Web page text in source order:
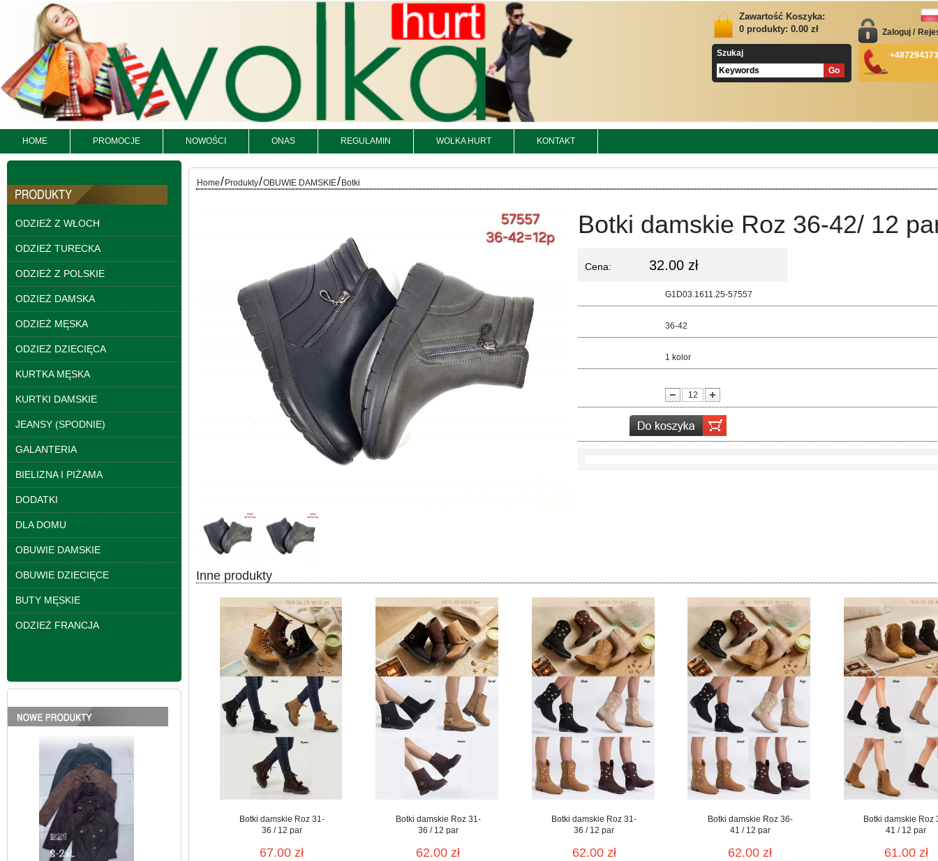
Zawartość Koszyka:
0 produkty: 0.00 zł
Szukaj
Zaloguj /
HOME PROMOCJE NOWOŚCI ONAS REGULAMIN WOLKA HURT KONTAKT
ODZIEŻ Z WŁOCH
ODZIEŻ TURECKA
ODZIEŻ Z POLSKIE
ODZIEŻ DAMSKA
ODZIEŻ MĘSKA
ODZIEŻ DZIECIĘCA
KURTKA MĘSKA
KURTKI DAMSKIE
JEANSY (SPODNIE)
GALANTERIA
BIELIZNA I PIŻAMA
DODATKI
DLA DOMU
OBUWIE DAMSKIE
OBUWIE DZIECIĘCE
BUTY MĘSKIE
ODZIEŻ FRANCJA
Kurtki damskie
skórzana Roz S-XL, 1
Kolor Paczka 5 szt
95.00 zł
Kurtki damskie
skórzana Roz S-XL, 1
Kolor Paczka 5 szt
95.00 zł
Kurtki damskie
skórzana Roz S-2XL,
95.00 zł
szczegóły
Home/ Produkty/OBUWIE DAMSKIE/ Botki
Botki damskie Roz 36-42/ 12
Cena: 32.00 zł
G1D03.1611.25-57557
36-42
1 kolor
Inne produkty
Botki damskie Roz 31-
36 / 12 par
67.00 zł
Botki damskie Roz 31-
36 / 12 par
62.00 zł
Botki damskie Roz 31-
36 / 12 par
62.00 zł
Botki damskie Roz 36-
41 / 12 par
62.00 zł
Botki damskie Roz
41 / 12 par
61.00 zł